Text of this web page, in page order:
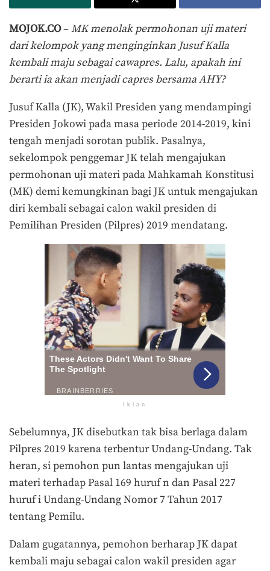
MOJOK.CO–MK menolak permohonan uji materi
dari kelompok yang menginginkan Jusuf Kalla
kembali maju sebagai cawapres. Lalu, apakah ini
berarti ia akan menjadi capres bersama AHY?
Jusuf Kalla (JK), Wakil Presiden yang mendampingi
Presiden Jokowi pada masa periode 2014-2019, kini
tengah menjadi sorotan publik. Pasalnya,
sekelompok penggemar JK telah mengajukan
permohonan uji materi pada Mahkamah Konstitusi
(MK) demi kemungkinan bagi JK untuk mengajukan
diri kembali sebagai calon wakil presiden di
Pemilihan Presiden (Pilpres) 2019 mendatang.
Iklan
Sebelumnya, JK disebutkan tak bisa berlaga dalam
Pilpres 2019 karena terbentur Undang-Undang. Tak
heran, si pemohon pun lantas mengajukan uji
materi terhadap Pasal 169 huruf n dan Pasal 227
huruf i Undang-Undang Nomor 7 Tahun 2017
tentang Pemilu.
Dalam gugatannya, pemohon berharap JK dapat
kembali maju sebagai calon wakil presiden agar